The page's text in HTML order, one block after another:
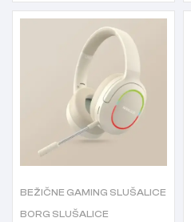
BEŽIČNE GAMING SLUŠALICE
BORG SLUŠALICE